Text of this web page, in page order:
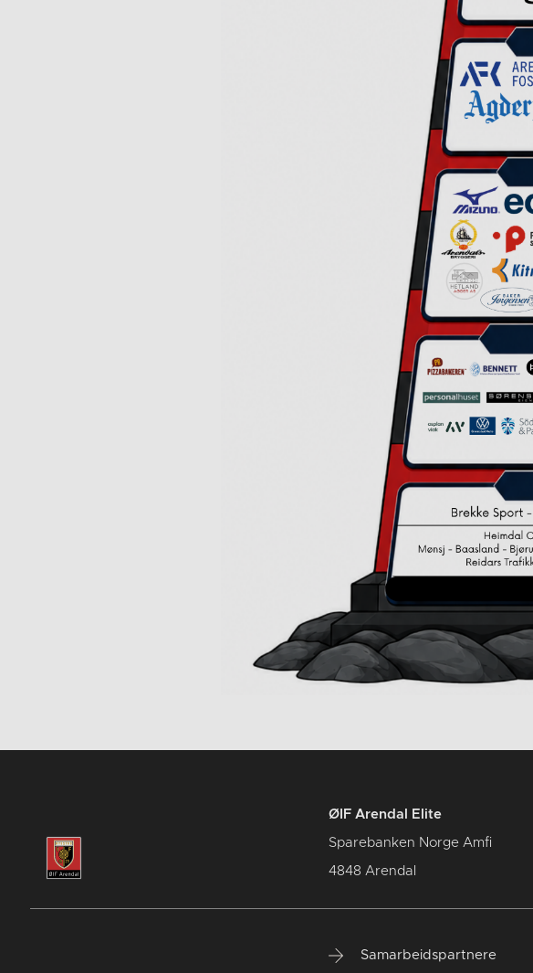
ØIF Arendal Elite
Sparebanken Norge Amfi
4848 Arendal
Samarbeidspartnere